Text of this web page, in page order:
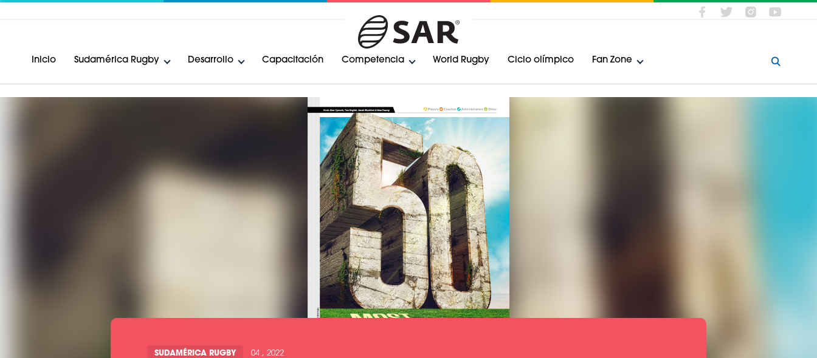
Inicio Sudamérica Rugby Desarrollo Capacitación Competencia World Rugby Ciclo olímpico Fan Zone
SUDAMÉRICA RUGBY 04 , 2022